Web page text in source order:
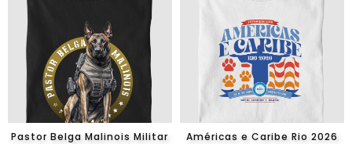
Pastor Belga Malinois Militar
Américas e Caribe Rio 2026